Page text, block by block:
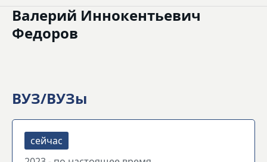
Валерий Иннокентьевич
Федоров
ВУЗ/ВУЗы